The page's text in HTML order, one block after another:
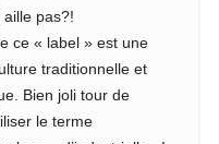
aille pas?!
ce « label » est une
traditionnelle et
Bien joli tour de
le terme